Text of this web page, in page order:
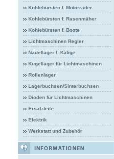
Kohlebürsten f. Motorräder
Kohlebürsten f. Rasenmäher
Kohlebürsten f. Boote
Lichtmaschinen Regler
Nadellager / -Käfige
Kugellager für Lichtmaschinen
Rollenlager
Lagerbuchsen/Sinterbuchsen
Dioden für Lichtmaschinen
Ersatzteile
Elektrik
Werkstatt und Zubehör